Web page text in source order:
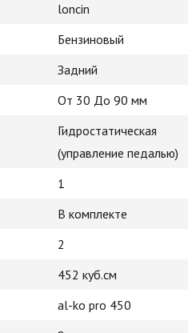
loncin
Бензиновый
Задний
От 30 До 90 мм
Гидростатическая
(управление педалью)
1
В комплекте
2
452 куб.см
al-ko pro 450